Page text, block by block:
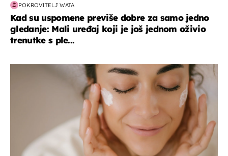
POKROVITELJ WATA
Kad su uspomene previše dobre za samo jedno
gledanje: Mali uređaj koji je još jednom oživio
trenutke s ple...
moda & ljepota